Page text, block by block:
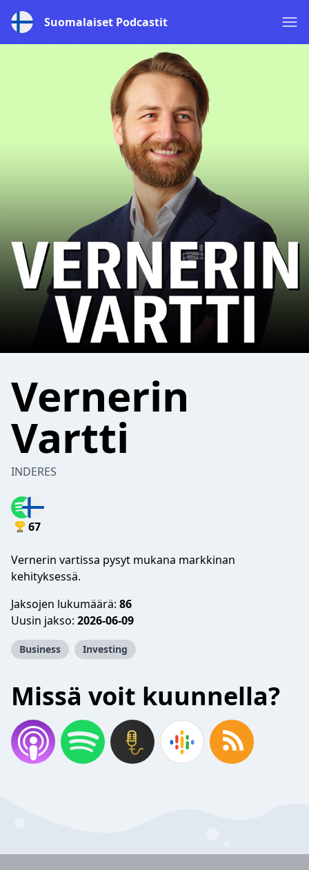
Suomalaiset Podcastit
Vernerin
Vartti
INDERES
67
Vernerin vartissa pysyt mukana markkinan
kehityksessä.
Jaksojen lukumäärä: 86
Uusin jakso: 2026-06-09
Business Investing
Missä voit kuunnella?